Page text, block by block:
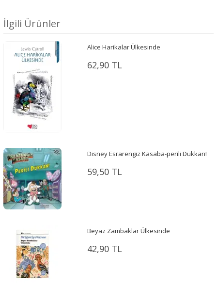
İlgili Ürünler
Alice Harikalar Ülkesinde
62,90 TL
Disney Esrarengiz Kasaba-perili Dükkan!
59,50 TL
Beyaz Zambaklar Ülkesinde
42,90 TL